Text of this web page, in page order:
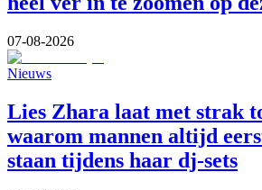
07-08-2026
Nieuws
Lies Zhara laat met strak
waarom mannen altijd
staan tijdens haar dj-sets